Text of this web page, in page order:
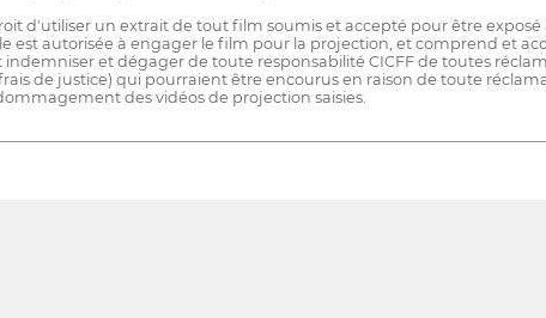
d'utiliser un extrait de tout film soumis et accepté pour être
est autorisée à engager le film pour la projection, et comprend et
indemniser et dégager de toute responsabilité CICFF de toutes
de justice) qui pourraient être encourus en raison de toute
des vidéos de projection saisies.